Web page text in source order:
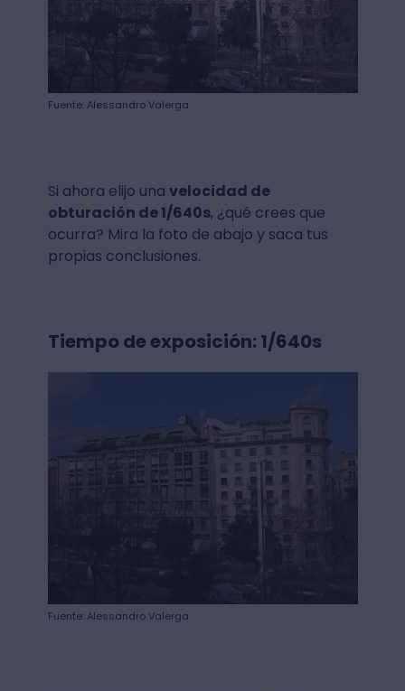
Fuente: Alessandro Valerga
Si ahora elijo una velocidad de
obturación de 1/640s, ¿qué crees que
ocurra? Mira la foto de abajo y saca tus
propias conclusiones.
Tiempo de exposición: 1/640s
Fuente: Alessandro Valerga